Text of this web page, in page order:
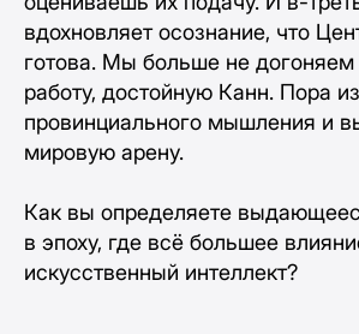
вдохновляет осознание, что
готова. Мы больше не
работу, достойную Канн. Пора
провинциального мышления и
мировую арену.
Как вы определяете
в эпоху, где всё большее
искусственный интеллект?